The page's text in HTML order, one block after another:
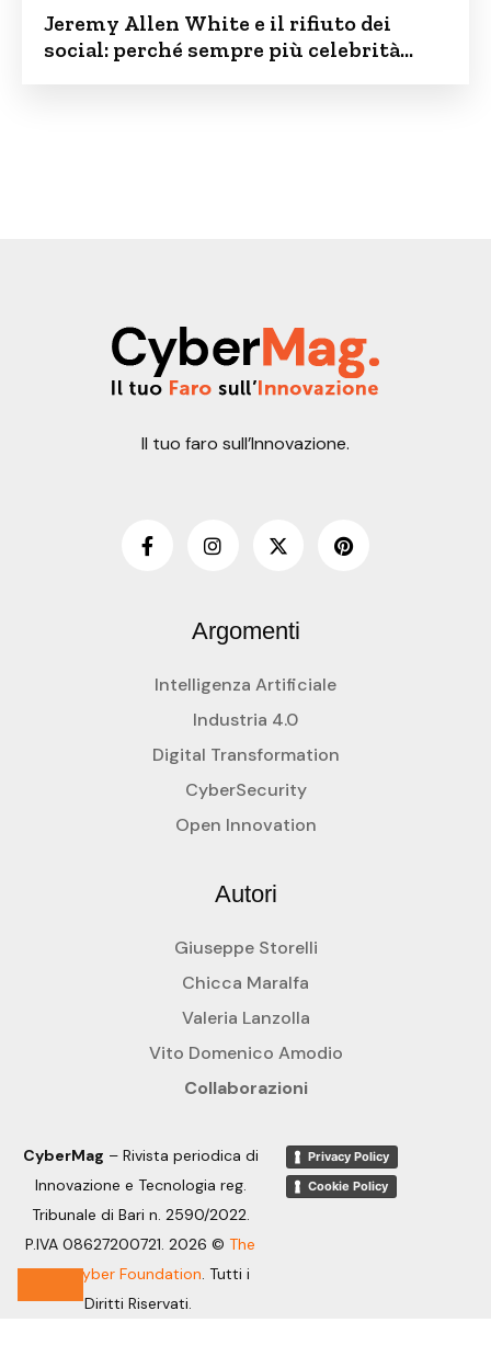
Jeremy Allen White e il rifiuto dei
social: perché sempre più celebrità
Il tuo faro sull’Innovazione.
Argomenti
Intelligenza Artificiale
Industria 4.0
Digital Transformation
CyberSecurity
Open Innovation
Autori
Giuseppe Storelli
Chicca Maralfa
Valeria Lanzolla
Vito Domenico Amodio
Collaborazioni
CyberMag – Rivista periodica di
Innovazione e Tecnologia reg.
Tribunale di Bari n. 2590/2022.
P.IVA 08627200721. 2026 ©The
OpenCyber Foundation. Tutti i
Diritti Riservati.
Privacy Policy
Cookie Policy